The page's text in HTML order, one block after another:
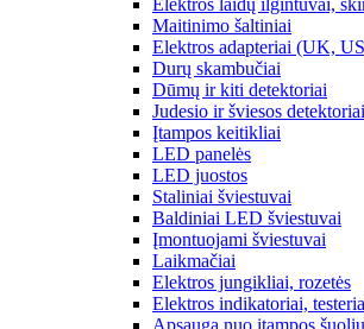
Elektros laidų ilgintuvai,
Maitinimo šaltiniai
Elektros adapteriai (UK,
Durų skambučiai
Dūmų ir kiti detektoriai
Judesio ir šviesos detektoriai
Įtampos keitikliai
LED panelės
LED juostos
Staliniai šviestuvai
Baldiniai LED šviestuvai
Įmontuojami šviestuvai
Laikmačiai
Elektros jungikliai, rozetės
Elektros indikatoriai,
Apsauga nuo įtampos šuolių